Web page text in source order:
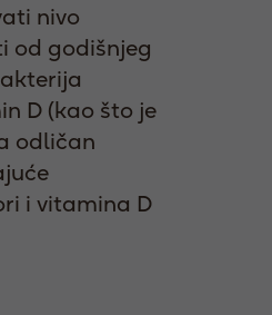
nivo
od godišnjeg
D (kao što je
odličan
i vitamina D